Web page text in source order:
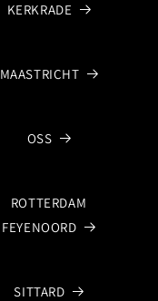
KERKRADE
MAASTRICHT
OSS
ROTTERDAM
FEYENOORD
SITTARD